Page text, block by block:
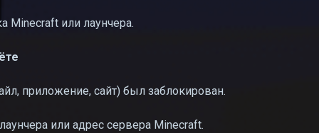
Minecraft или лаунчера.
приложение, сайт) был заблокирован.
или адрес сервера Minecraft.